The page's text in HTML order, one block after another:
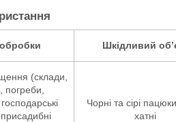
Шкідливий
(склади,
Чорні та сірі
хатні